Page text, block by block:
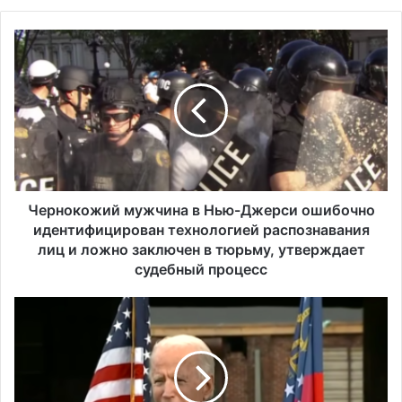
Исследование показало, что в Портленде
самый высокий уровень угона
автомобилей на душу населения в США
Ч
е
р
н
о
к
о
ж
и
Чернокожий мужчина в Нью-Джерси ошибочно
идентифицирован технологией распознавания
лиц и ложно заключен в тюрьму, утверждает
судебный процесс